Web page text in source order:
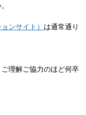
ンサイト） は通常通り
理解ご協力のほど何卒